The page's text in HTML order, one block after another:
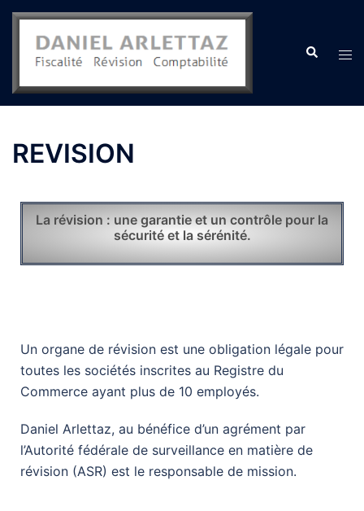
REVISION
La révision : une garantie et un contrôle pour la
sécurité et la sérénité.
Un organe de révision est une obligation légale pour
toutes les sociétés inscrites au Registre du
Commerce ayant plus de 10 employés.
Daniel Arlettaz, au bénéfice d’un agrément par
l’Autorité fédérale de surveillance en matière de
révision (ASR) est le responsable de mission.